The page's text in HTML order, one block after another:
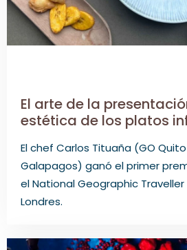
El arte de la
estética de los platos
El chef Carlos Tituaña (GO
Galapagos) ganó el primer
el National Geographic
Londres.